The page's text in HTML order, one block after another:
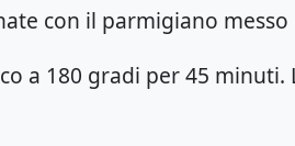
con il parmigiano
a 180 gradi per 45 minuti.